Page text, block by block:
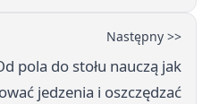
Następny >>
pola do stołu nauczą jak
jedzenia i oszczędzać